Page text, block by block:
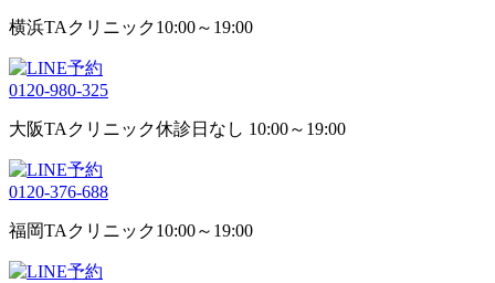
横浜TAクリニック10:00～19:00
0120-980-325
大阪TAクリニック休診日なし 10:00～19:00
0120-376-688
福岡TAクリニック10:00～19:00